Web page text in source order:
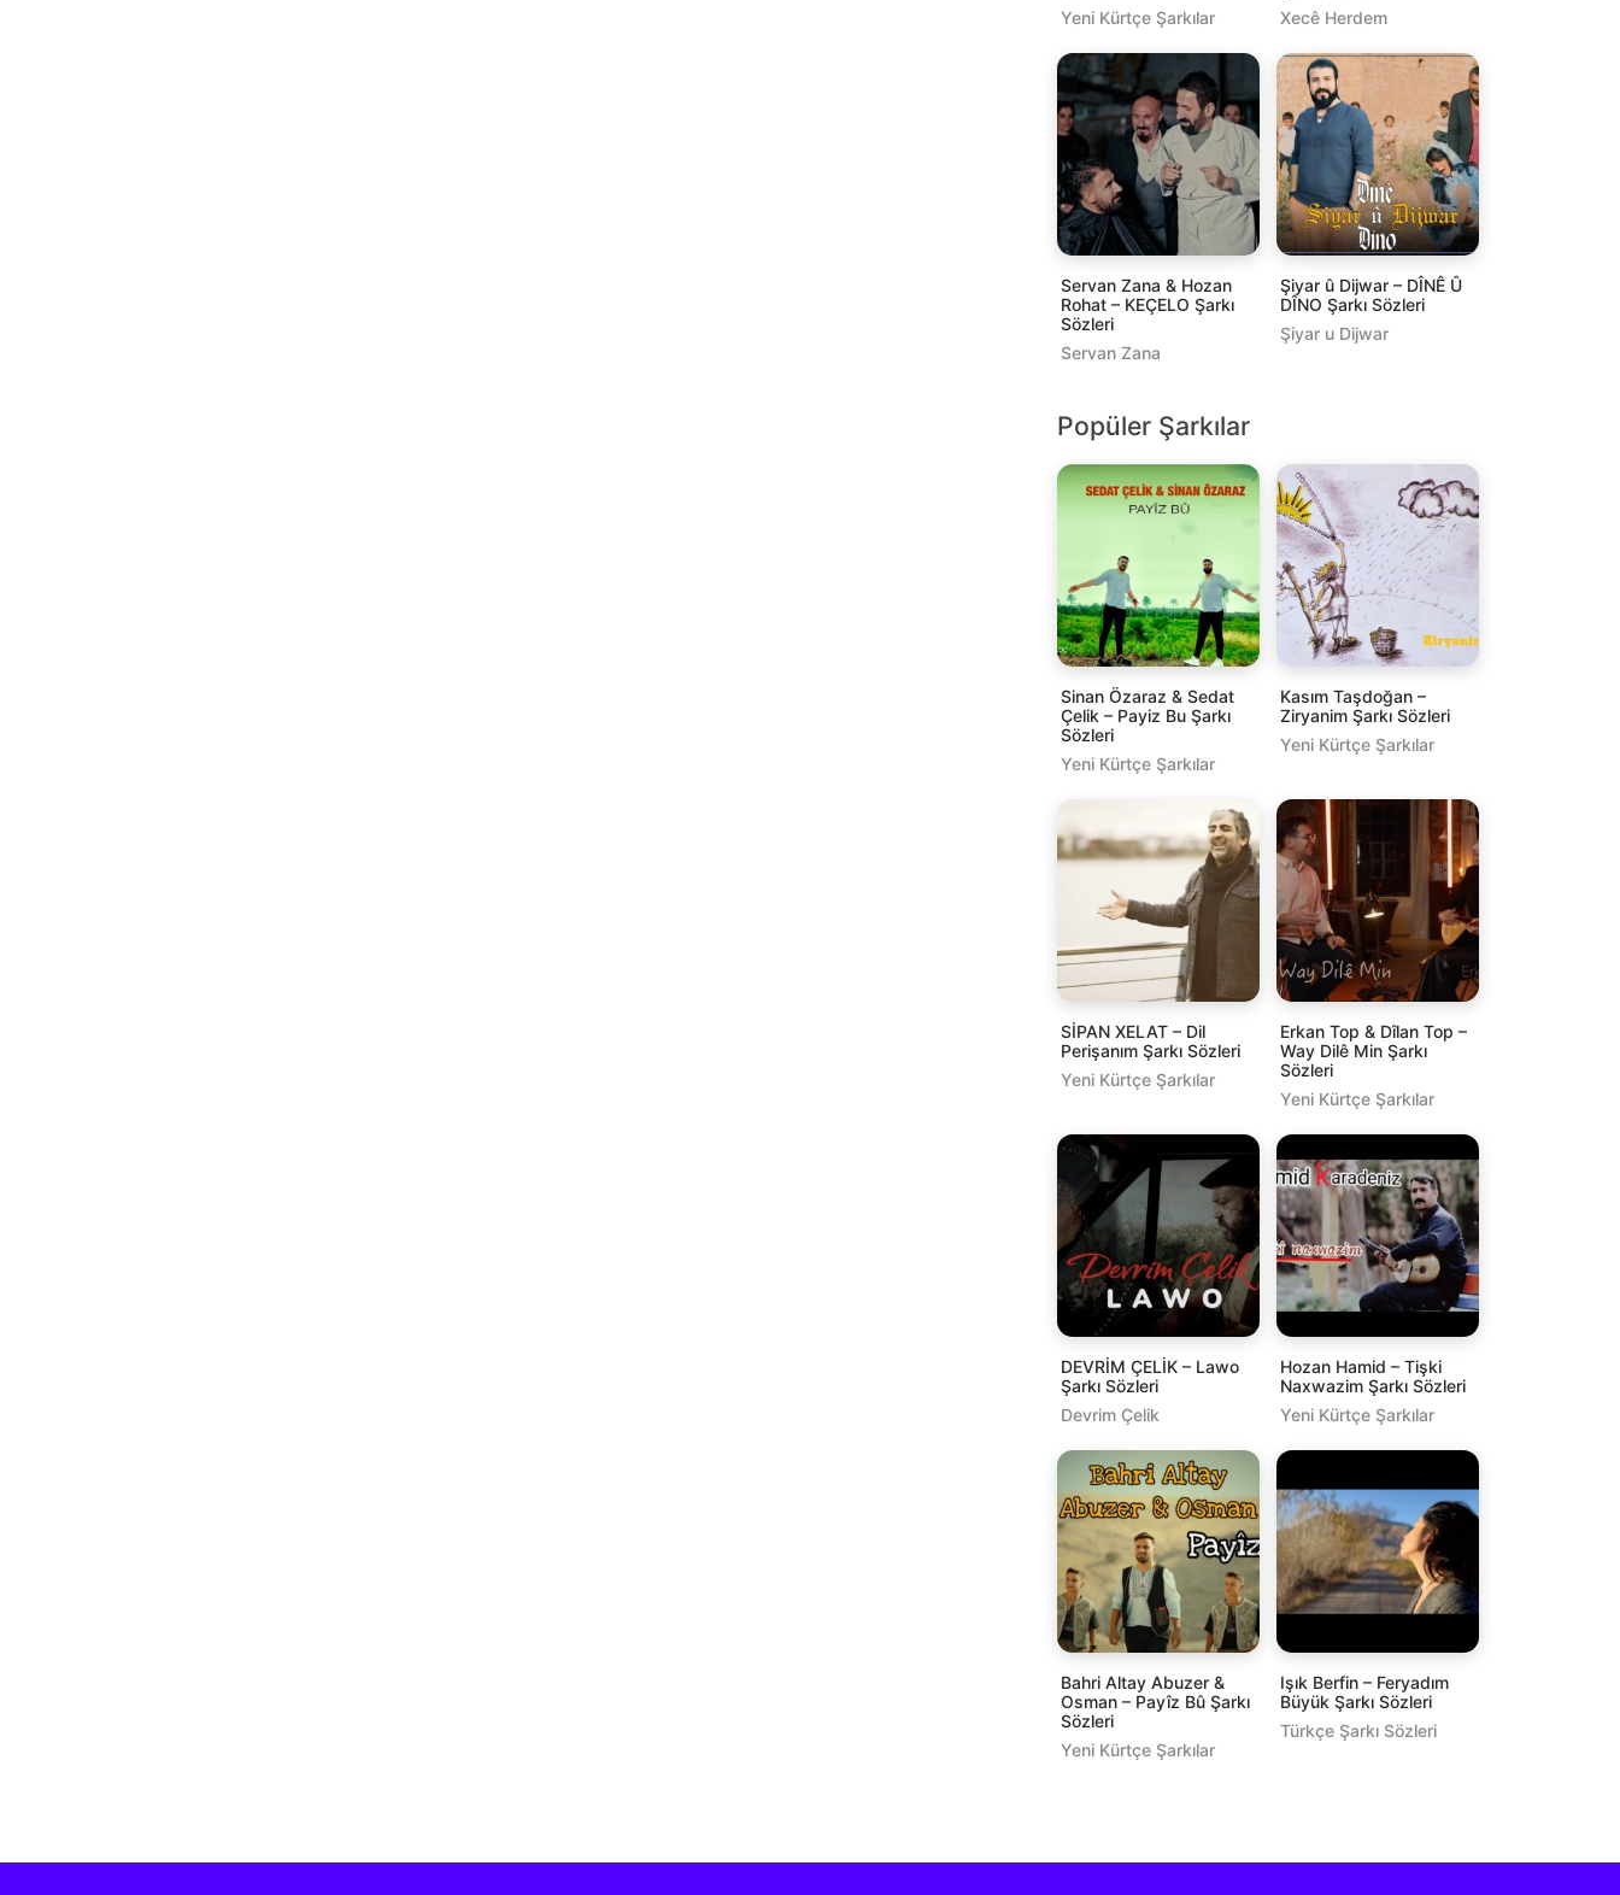
Yeni Kürtçe Şarkılar
Xecê Herdem
Servan Zana & Hozan
Rohat – KEÇELO Şarkı
Sözleri
Servan Zana
Şiyar û Dijwar – DÎNÊ Û
DÎNO Şarkı Sözleri
Şiyar u Dijwar
Popüler Şarkılar
Sinan Özaraz & Sedat
Çelik – Payiz Bu Şarkı
Sözleri
Yeni Kürtçe Şarkılar
Kasım Taşdoğan –
Ziryanim Şarkı Sözleri
Yeni Kürtçe Şarkılar
SİPAN XELAT – Dil
Perişanım Şarkı Sözleri
Yeni Kürtçe Şarkılar
Erkan Top & Dîlan Top –
Way Dilê Min Şarkı
Sözleri
Yeni Kürtçe Şarkılar
DEVRİM ÇELİK – Lawo
Şarkı Sözleri
Devrim Çelik
Hozan Hamid – Tişki
Naxwazim Şarkı Sözleri
Yeni Kürtçe Şarkılar
Bahri Altay Abuzer &
Osman – Payîz Bû Şarkı
Sözleri
Yeni Kürtçe Şarkılar
Işık Berfin – Feryadım
Büyük Şarkı Sözleri
Türkçe Şarkı Sözleri